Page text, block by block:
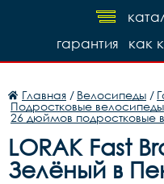
как
гарантия
Главная / Велосипеды /
Подростковые велосипеды
26 дюймов подростковые
LORAK Fast
Зелёный в